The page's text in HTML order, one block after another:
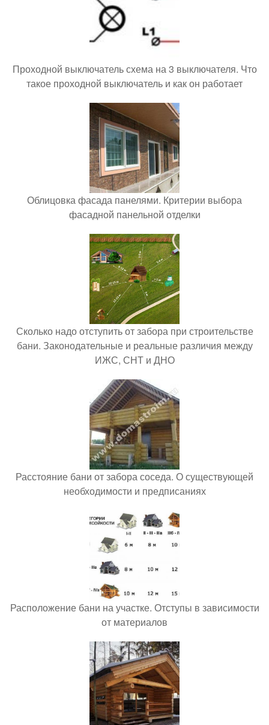
Проходной выключатель схема на 3 выключателя. Что
такое проходной выключатель и как он работает
Облицовка фасада панелями. Критерии выбора
фасадной панельной отделки
Сколько надо отступить от забора при строительстве
бани. Законодательные и реальные различия между
ИЖС, СНТ и ДНО
Расстояние бани от забора соседа. О существующей
необходимости и предписаниях
Расположение бани на участке. Отступы в зависимости
от материалов